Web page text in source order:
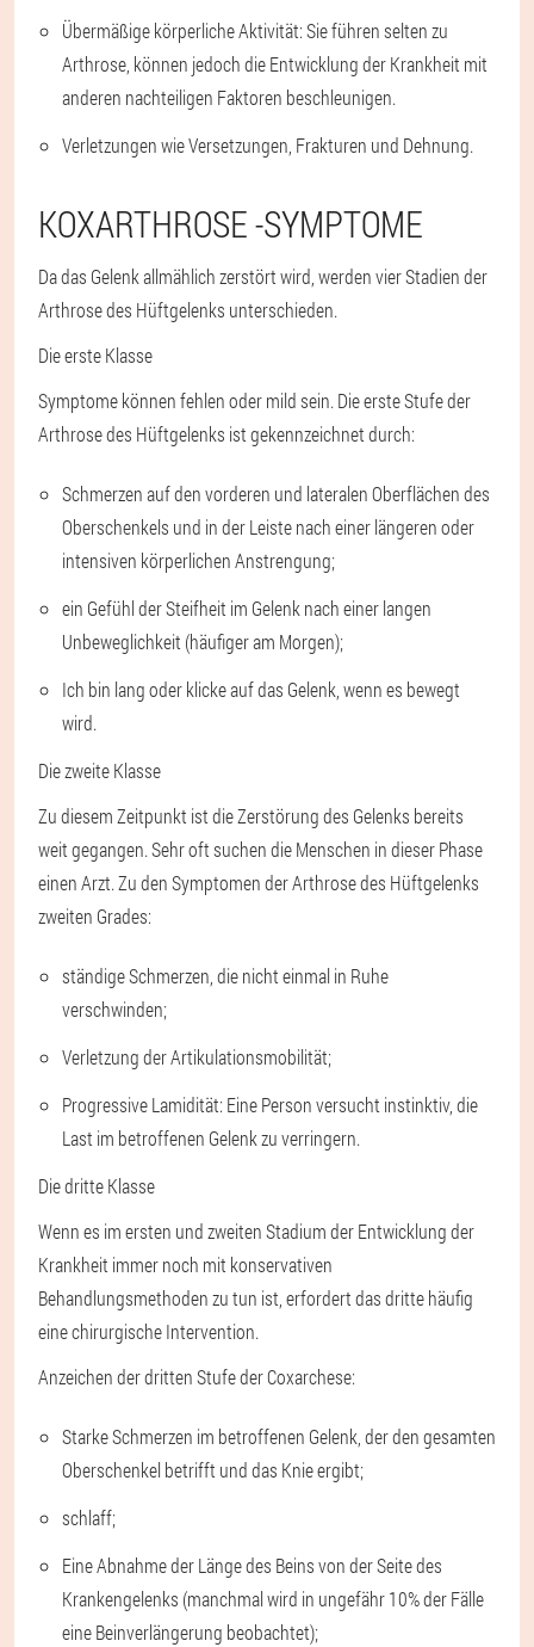
Übermäßige körperliche Aktivität: Sie führen selten zu
Arthrose, können jedoch die Entwicklung der Krankheit mit
anderen nachteiligen Faktoren beschleunigen.
Verletzungen wie Versetzungen, Frakturen und Dehnung.
KOXARTHROSE -SYMPTOME
Da das Gelenk allmählich zerstört wird, werden vier Stadien der
Arthrose des Hüftgelenks unterschieden.
Die erste Klasse
Symptome können fehlen oder mild sein. Die erste Stufe der
Arthrose des Hüftgelenks ist gekennzeichnet durch:
Schmerzen auf den vorderen und lateralen Oberflächen des
Oberschenkels und in der Leiste nach einer längeren oder
intensiven körperlichen Anstrengung;
ein Gefühl der Steifheit im Gelenk nach einer langen
Unbeweglichkeit (häufiger am Morgen);
Ich bin lang oder klicke auf das Gelenk, wenn es bewegt
wird.
Die zweite Klasse
Zu diesem Zeitpunkt ist die Zerstörung des Gelenks bereits
weit gegangen. Sehr oft suchen die Menschen in dieser Phase
einen Arzt. Zu den Symptomen der Arthrose des Hüftgelenks
zweiten Grades:
ständige Schmerzen, die nicht einmal in Ruhe
verschwinden;
Verletzung der Artikulationsmobilität;
Progressive Lamidität: Eine Person versucht instinktiv, die
Last im betroffenen Gelenk zu verringern.
Die dritte Klasse
Wenn es im ersten und zweiten Stadium der Entwicklung der
Krankheit immer noch mit konservativen
Behandlungsmethoden zu tun ist, erfordert das dritte häufig
eine chirurgische Intervention.
Anzeichen der dritten Stufe der Coxarchese:
Starke Schmerzen im betroffenen Gelenk, der den gesamten
Oberschenkel betrifft und das Knie ergibt;
schlaff;
Eine Abnahme der Länge des Beins von der Seite des
Krankengelenks (manchmal wird in ungefähr 10% der Fälle
eine Beinverlängerung beobachtet);